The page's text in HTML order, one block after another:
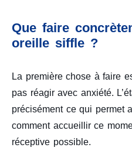
Que faire
oreille siffle ?
La première chose à faire
pas réagir avec anxiété.
précisément ce qui permet
comment accueillir ce
réceptive possible.